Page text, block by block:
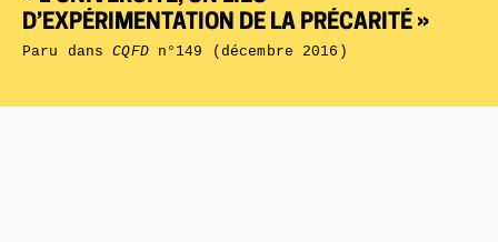
D’EXPÉRIMENTATION DE LA PRÉCARITÉ »
Paru dansCQFDn°149 (décembre 2016)